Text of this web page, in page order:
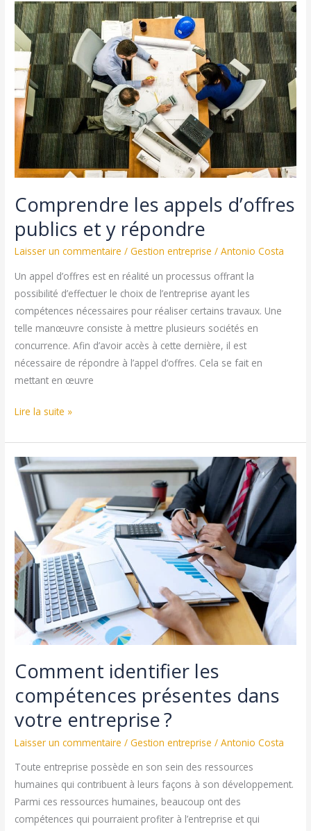
:
des
dispositifs
innovants
Comprendre les appels d’offres
publics et y répondre
Laisser un commentaire /Gestion entreprise /Antonio Costa
Un appel d’offres est en réalité un processus offrant la
possibilité d’effectuer le choix de l’entreprise ayant les
compétences nécessaires pour réaliser certains travaux. Une
telle manœuvre consiste à mettre plusieurs sociétés en
concurrence. Afin d’avoir accès à cette dernière, il est
nécessaire de répondre à l’appel d’offres. Cela se fait en
mettant en œuvre
Comprendre
appels
d’offres
publics
répondre
Lire la suite »
Comment identifier les
compétences présentes dans
votre entreprise ?
Laisser un commentaire /Gestion entreprise /Antonio Costa
Toute entreprise possède en son sein des ressources
humaines qui contribuent à leurs façons à son développement.
Parmi ces ressources humaines, beaucoup ont des
compétences qui pourraient profiter à l’entreprise et qui